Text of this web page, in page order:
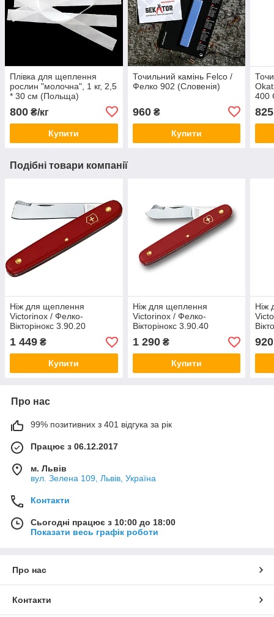
Плівка для щеплення
рослин "молочна", 1 кг, 2,5
* 30 см (Польща)
800 ₴/кг
Купити
Точильний камінь Felco /
Фелко 902 (Словенія)
960₴
Купити
400
825
Подібні товари компанії
Ніж для щеплення
Victorinox / Фелко-
Вікторінокс 3.90.20
(Швейцарія)
1 449 ₴
Купити
Ніж для щеплення
Victorinox / Фелко-
Вікторінокс 3.90.40
(Швейцарія)
1 290₴
Купити
Ніж
920
Про нас
99% позитивних з 401 відгука за рік
Працює з 06.12.2017
м. Львів
вул. Зелена 109, Львів, Україна
Контакти
Сьогодні працює з 10:00 до 18:00
Показати весь графік роботи
Про нас
Контакти